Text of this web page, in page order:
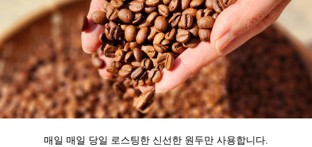
매일 매일 당일 로스팅한 신선한 원두만 사용합니다.